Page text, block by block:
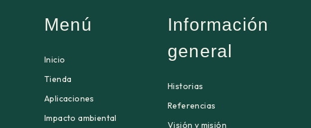
Menú
Inicio
Tienda
Aplicaciones
Impacto ambiental
Información
general
Historias
Referencias
Visión y misión